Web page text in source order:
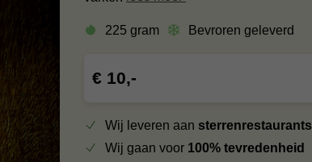
225 gram Bevroren geleverd
€ 10,-
Wij leveren aan sterrenrestaurants
Wij gaan voor 100% tevredenheid